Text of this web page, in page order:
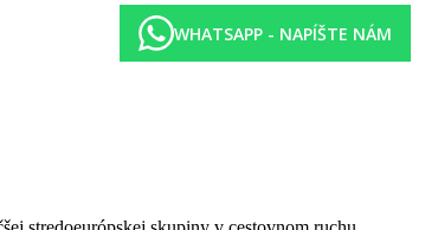
hotela. Taxa nie je zahrnutá v cene zájazdu a musí
či protiepidemických opatrení v danej destinácii.
WHATSAPP - NAPÍŠTE NÁM